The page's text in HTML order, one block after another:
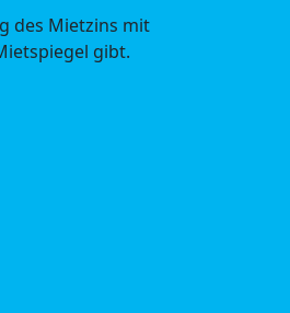
des Mietzins mit
gibt.